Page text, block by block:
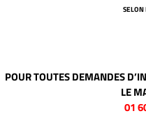
SELON
POUR TOUTES DEMANDES
LE
01